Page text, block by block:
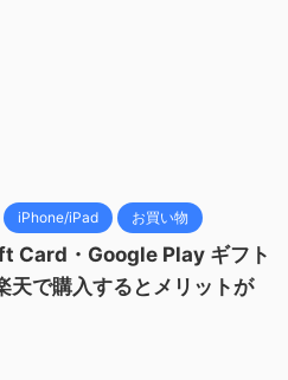
iPhone/iPad お買い物
Card・Google Play ギフト
天で購入するとメリットが